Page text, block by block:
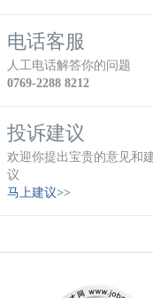
电话客服
人工电话解答你的问题
0769-2288 8212
投诉建议
欢迎你提出宝贵的意见和
议
马上建议>>